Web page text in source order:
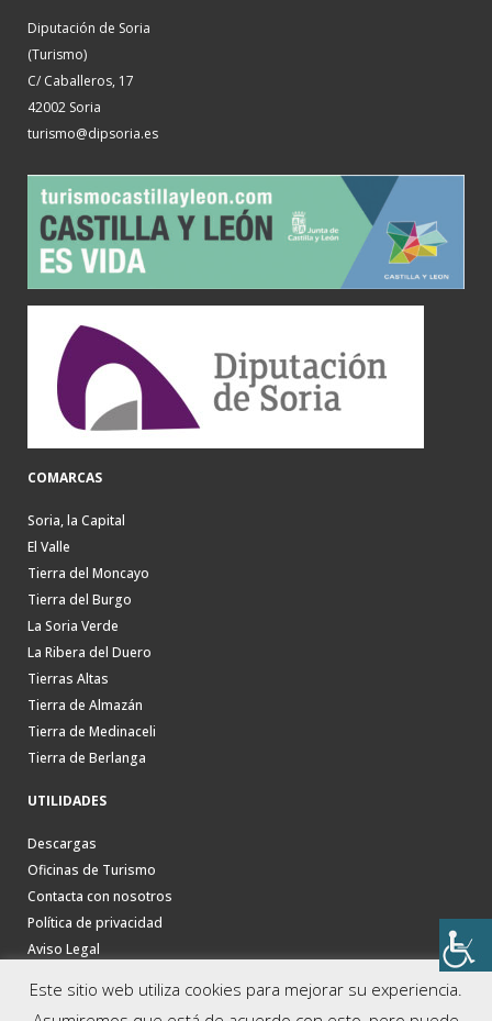
Diputación de Soria
(Turismo)
C/ Caballeros, 17
42002 Soria
turismo@dipsoria.es
COMARCAS
Soria, la Capital
El Valle
Tierra del Moncayo
Tierra del Burgo
La Soria Verde
La Ribera del Duero
Tierras Altas
Tierra de Almazán
Tierra de Medinaceli
Tierra de Berlanga
UTILIDADES
Descargas
Oficinas de Turismo
Contacta con nosotros
Política de privacidad
Aviso Legal
Este sitio web utiliza cookies para mejorar su experiencia.